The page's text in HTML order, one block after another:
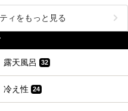
ィをもっと見る
露天風呂 32
冷え性 24